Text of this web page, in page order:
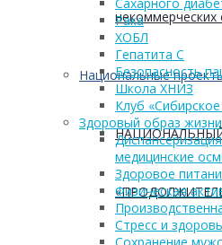
некоммерческих
Национальные
Рака
ХОБЛ
Гепатита С
Безопасность
Школа ХНИЗ
Клуб
Здоровый образ жизни
медицинские
Здоровое
Физическая
Стресс и